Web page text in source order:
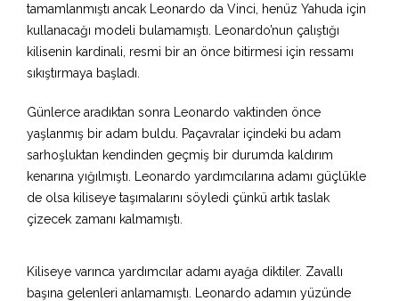
tamamlanmıştı ancak Leonardo da Vinci, henüz Yahuda için
kullanacağı modeli bulamamıştı. Leonardo’nun çalıştığı
kilisenin kardinali, resmi bir an önce bitirmesi için ressamı
sıkıştırmaya başladı.
Günlerce aradıktan sonra Leonardo vaktinden önce
yaşlanmış bir adam buldu. Paçavralar içindeki bu adam
sarhoşluktan kendinden geçmiş bir durumda kaldırım
kenarına yığılmıştı. Leonardo yardımcılarına adamı güçlükle
de olsa kiliseye taşımalarını söyledi çünkü artık taslak
çizecek zamanı kalmamıştı.
Kiliseye varınca yardımcılar adamı ayağa diktiler. Zavallı
başına gelenleri anlamamıştı. Leonardo adamın yüzünde